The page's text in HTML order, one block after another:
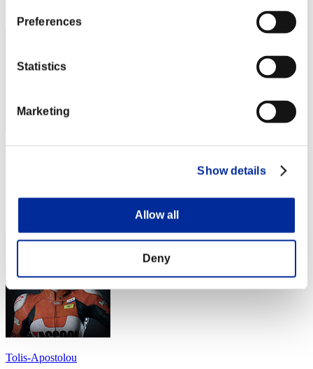
Preferences
Statistics
Marketing
Show details
Allow all
Deny
RANK
Tolis-Apostolou